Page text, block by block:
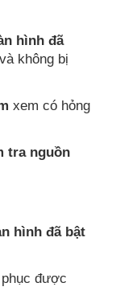
hình đã
không bị
xem có hỏng
tra nguồn
hình đã bật
được